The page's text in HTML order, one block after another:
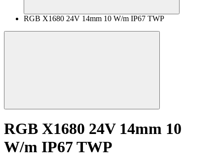
RGB X1680 24V 14mm 10 W/m IP67 TWP
RGB X1680 24V 14mm 10
W/m IP67 TWP